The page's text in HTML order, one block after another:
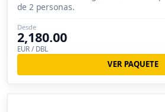
de 2 personas.
Desde
2,180.00
EUR / DBL
VER PAQUETE